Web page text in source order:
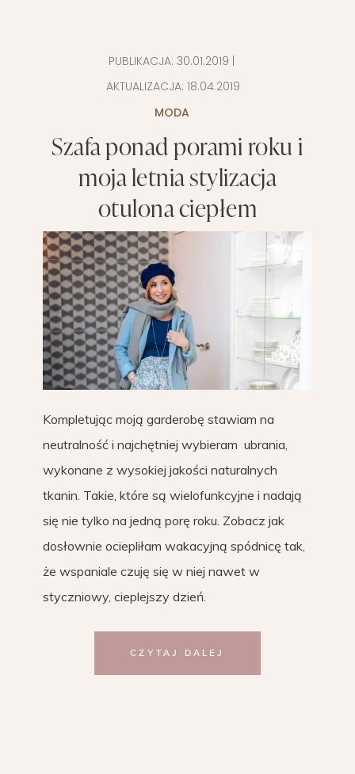
PUBLIKACJA: 30.01.2019
AKTUALIZACJA: 18.04.2019
MODA
Szafa ponad porami roku i
moja letnia stylizacja
otulona ciepłem
Kompletując moją garderobę stawiam na
neutralność i najchętniej wybieram ubrania,
wykonane z wysokiej jakości naturalnych
tkanin. Takie, które są wielofunkcyjne i nadają
się nie tylko na jedną porę roku. Zobacz jak
dosłownie ociepliłam wakacyjną spódnicę tak,
że wspaniale czuję się w niej nawet w
styczniowy, cieplejszy dzień.
CZYTAJ DALEJ